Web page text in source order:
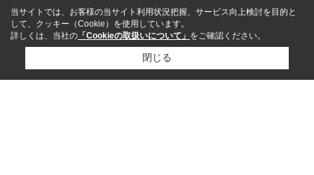
当サイトでは、お客様の当サイト利用状況把握、サービス向上検討を目的と
して、クッキー（Cookie）を使用しています。
詳しくは、当社の 「Cookieの取扱いについて」 をご確認ください。
閉じる